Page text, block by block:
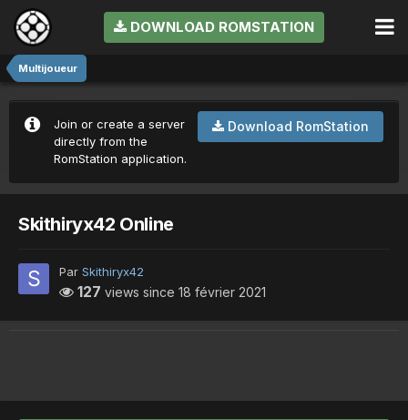
DOWNLOAD ROMSTATION
Multijoueur
Download RomStation
Join or create a server
directly from the
RomStation application.
Skithiryx42 Online
Par Skithiryx42
127 views since 18 février 2021